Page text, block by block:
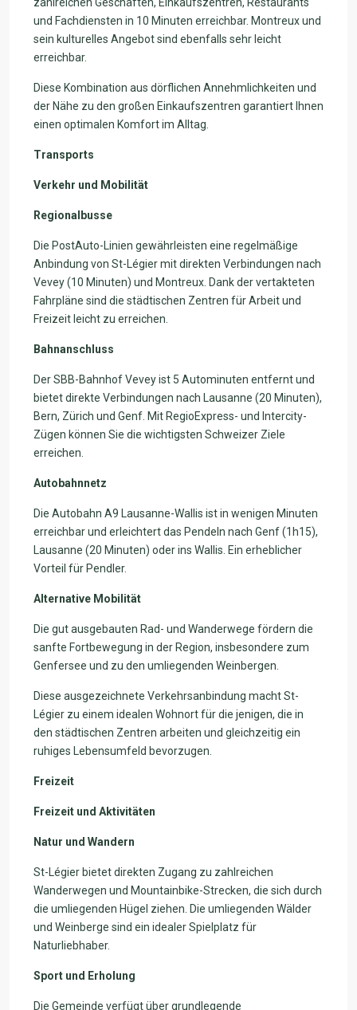
und Fachdiensten in 10 Minuten erreichbar. Montreux und
sein kulturelles Angebot sind ebenfalls sehr leicht
erreichbar.
Diese Kombination aus dörflichen Annehmlichkeiten und
der Nähe zu den großen Einkaufszentren garantiert Ihnen
einen optimalen Komfort im Alltag.
Transports
Verkehr und Mobilität
Regionalbusse
Die PostAuto-Linien gewährleisten eine regelmäßige
Anbindung von St-Légier mit direkten Verbindungen nach
Vevey (10 Minuten) und Montreux. Dank der vertakteten
Fahrpläne sind die städtischen Zentren für Arbeit und
Freizeit leicht zu erreichen.
Bahnanschluss
Der SBB-Bahnhof Vevey ist 5 Autominuten entfernt und
bietet direkte Verbindungen nach Lausanne (20 Minuten),
Bern, Zürich und Genf. Mit RegioExpress- und Intercity-
Zügen können Sie die wichtigsten Schweizer Ziele
erreichen.
Autobahnnetz
Die Autobahn A9 Lausanne-Wallis ist in wenigen Minuten
erreichbar und erleichtert das Pendeln nach Genf (1h15),
Lausanne (20 Minuten) oder ins Wallis. Ein erheblicher
Vorteil für Pendler.
Alternative Mobilität
Die gut ausgebauten Rad- und Wanderwege fördern die
sanfte Fortbewegung in der Region, insbesondere zum
Genfersee und zu den umliegenden Weinbergen.
Diese ausgezeichnete Verkehrsanbindung macht St-
Légier zu einem idealen Wohnort für die jenigen, die in
den städtischen Zentren arbeiten und gleichzeitig ein
ruhiges Lebensumfeld bevorzugen.
Freizeit
Freizeit und Aktivitäten
Natur und Wandern
St-Légier bietet direkten Zugang zu zahlreichen
Wanderwegen und Mountainbike-Strecken, die sich durch
die umliegenden Hügel ziehen. Die umliegenden Wälder
und Weinberge sind ein idealer Spielplatz für
Naturliebhaber.
Sport und Erholung
Die Gemeinde verfügt über grundlegende